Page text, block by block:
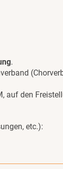
.
auf den
etc.):